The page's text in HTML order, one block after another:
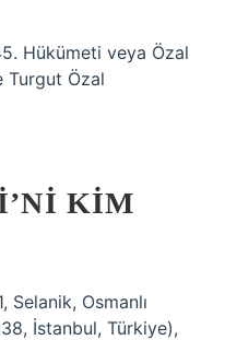
Hükümeti veya Özal
Turgut Özal
KIM
Selanik, Osmanlı
İstanbul, Türkiye),